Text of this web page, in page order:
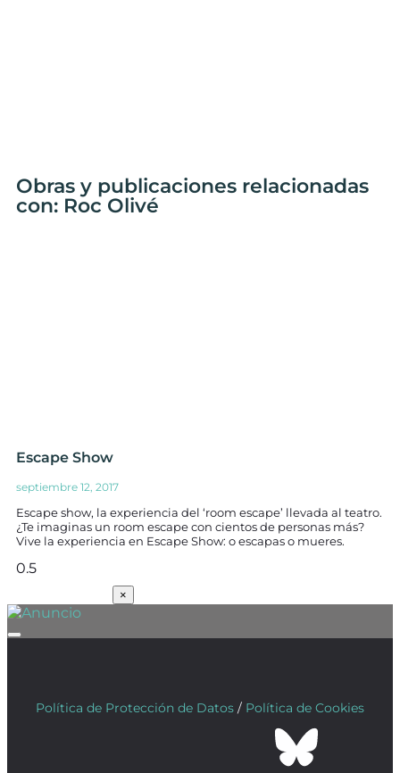
Obras y publicaciones relacionadas
con: Roc Olivé
Escape Show
septiembre 12, 2017
Escape show, la experiencia del ‘room escape’ llevada al teatro.
¿Te imaginas un room escape con cientos de personas más?
Vive la experiencia en Escape Show: o escapas o mueres.
×
Política de Protección de Datos / Política de Cookies